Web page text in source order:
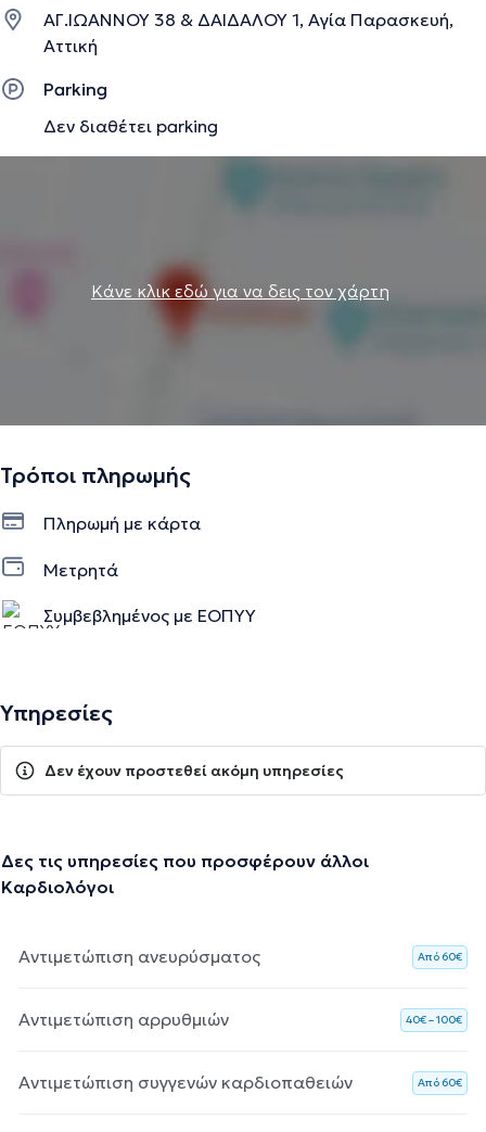
ΑΓ.ΙΩΑΝΝΟΥ 38 & ΔΑΙΔΑΛΟΥ 1, Αγία Παρασκευή,
Αττική
Parking
Δεν διαθέτει parking
Κάνε κλικ εδώ για να δεις τον χάρτη
Τρόποι πληρωμής
Πληρωμή με κάρτα
Μετρητά
Συμβεβλημένος με ΕΟΠΥΥ
Υπηρεσίες
Δεν έχουν προστεθεί ακόμη υπηρεσίες
Δες τις υπηρεσίες που προσφέρουν άλλοι
Καρδιολόγοι
Αντιμετώπιση ανευρύσματος Aπό 60€
Αντιμετώπιση αρρυθμιών 40€ – 100€
Αντιμετώπιση συγγενών καρδιοπαθειών Aπό 60€